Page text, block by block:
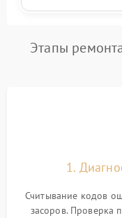
Этапы
1.
Считывание кодов
засоров. Проверка